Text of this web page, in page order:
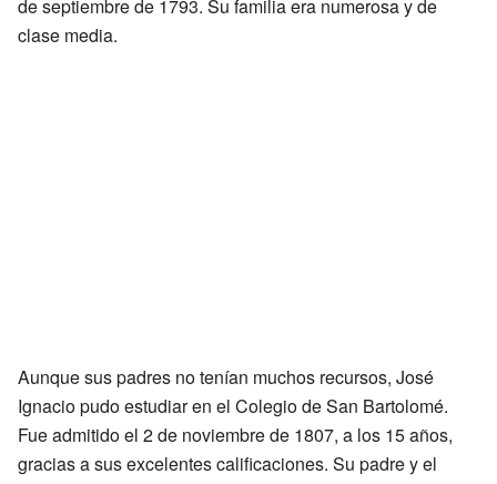
de septiembre de 1793. Su familia era numerosa y de
clase media.
Aunque sus padres no tenían muchos recursos, José
Ignacio pudo estudiar en el Colegio de San Bartolomé.
Fue admitido el 2 de noviembre de 1807, a los 15 años,
gracias a sus excelentes calificaciones. Su padre y el